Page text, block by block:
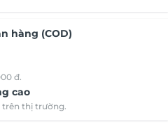
hàng (COD)
đ.
cao
trên thị trường.